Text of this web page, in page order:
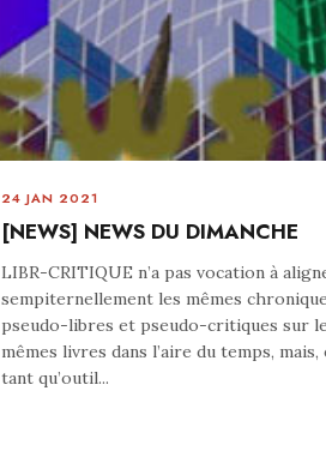
24 JAN 2021
[NEWS] NEWS DU DIMANCHE
LIBR-CRITIQUE n’a pas vocation à
sempiternellement les mêmes
pseudo-libres et pseudo-critiques sur
mêmes livres dans l’aire du temps, mais,
tant qu’outil...